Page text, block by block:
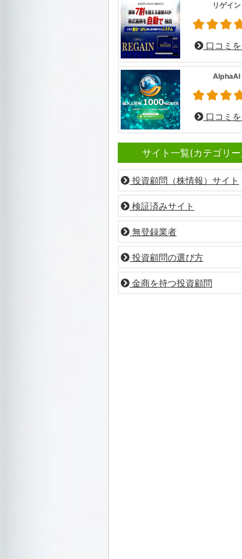
リゲイン
口コミを
AlphaAI
口コミを
サイト一覧(カテゴリ
投資顧問（株情報）サイト
検証済みサイト
無登録業者
投資顧問の選び方
金商を持つ投資顧問